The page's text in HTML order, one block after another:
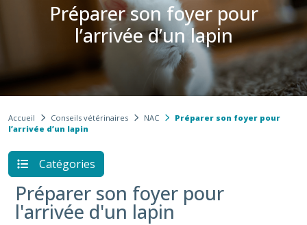
Préparer son foyer pour
l’arrivée d’un lapin​
Accueil Conseils vétérinaires NAC
Préparer son foyer pour
l’arrivée d’un lapin​
Catégories
Préparer son foyer pour
l'arrivée d'un lapin